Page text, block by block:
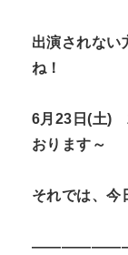
出演されない
ね！
6月23日(土)
おります～
それでは、今